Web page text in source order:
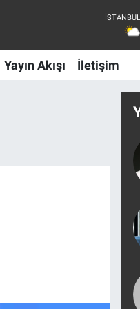
Yayın Akışı İletişim